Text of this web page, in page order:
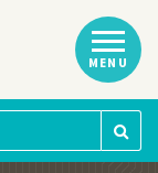
MENU